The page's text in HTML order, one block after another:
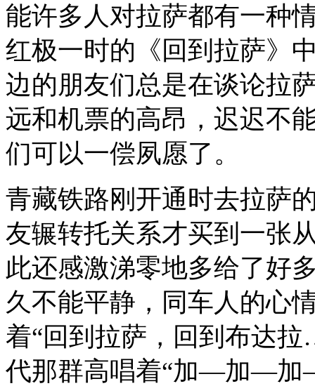
能许多人对拉萨都有一种
红极一时的《回到拉萨》
边的朋友们总是在谈论拉
远和机票的高昂，迟迟不
们可以一偿夙愿了。
青藏铁路刚开通时去拉萨
友辗转托关系才买到一张
此还感激涕零地多给了好
久不能平静，同车人的心
着“回到拉萨，回到布达
代那群高唱着“加—加—